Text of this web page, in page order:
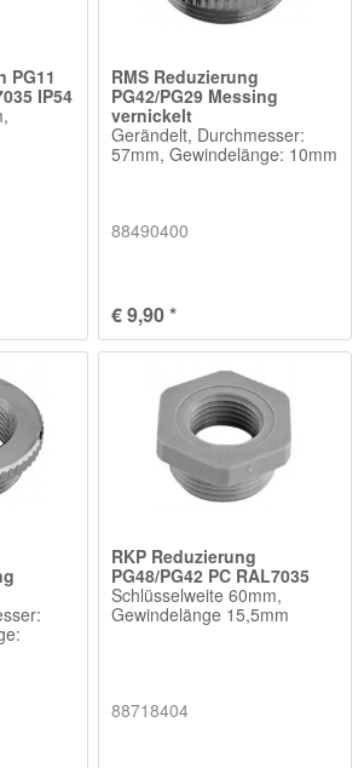
PG11
IP54
RMS Reduzierung
PG42/PG29 Messing
vernickelt
Gerändelt, Durchmesser:
57mm, Gewindelänge: 10mm
88490400
€ 9,90 *
RKP Reduzierung
PG48/PG42 PC RAL7035
Schlüsselweite 60mm,
Gewindelänge 15,5mm
88718404